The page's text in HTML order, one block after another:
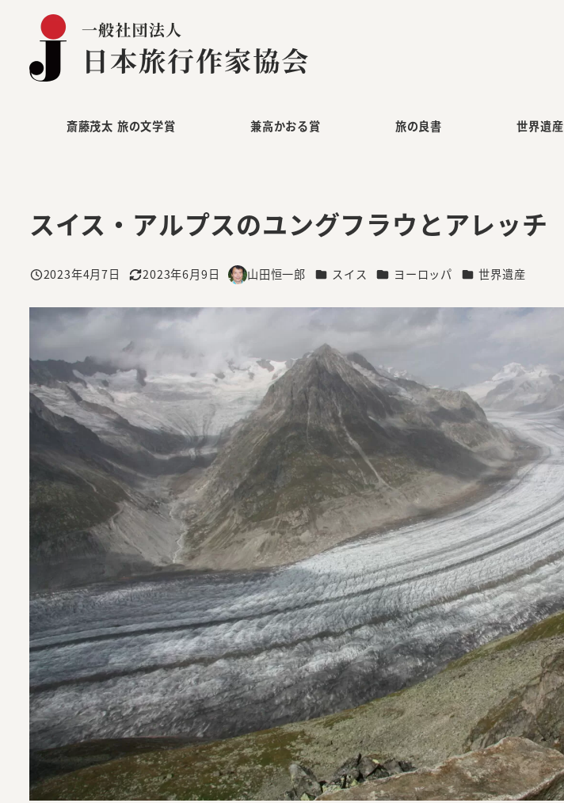
斎藤茂太 旅の文学賞 兼高かおる賞 旅の良書 世界遺産
スイス・アルプスのユングフラウとアレッチ
投稿日
2023年4月7日
更新日
2023年6月9日
著
山田恒一郎 カテゴリー
スイス カテゴリー
ヨーロッパ カテゴリー
世界遺産